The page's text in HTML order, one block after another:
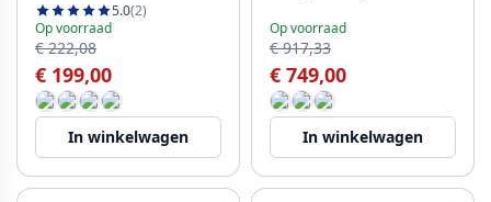
5.0(2)
Op voorraad
€ 222,08
€ 199,00
In winkelwagen
115.0711.555
Op voorraad
€ 917,33
€ 749,00
In winkelwagen